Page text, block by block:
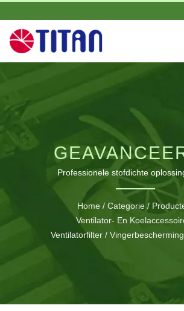
Professionele stofdichte
gereedschapsloze magnetische
apparaatbescherming en
Home / Categorie /
Ventilator- En
Ventilatorfilter /